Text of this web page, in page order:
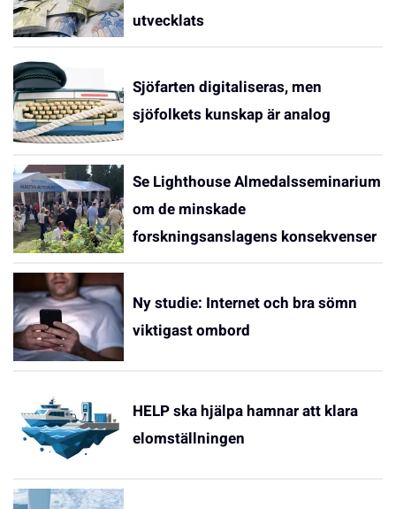
utvecklats
Sjöfarten digitaliseras, men
sjöfolkets kunskap är analog
Se Lighthouse Almedalsseminarium
om de minskade
forskningsanslagens konsekvenser
Ny studie: Internet och bra sömn
viktigast ombord
HELP ska hjälpa hamnar att klara
elomställningen